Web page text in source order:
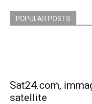
POPULAR POSTS
Sat24.com,
satellite